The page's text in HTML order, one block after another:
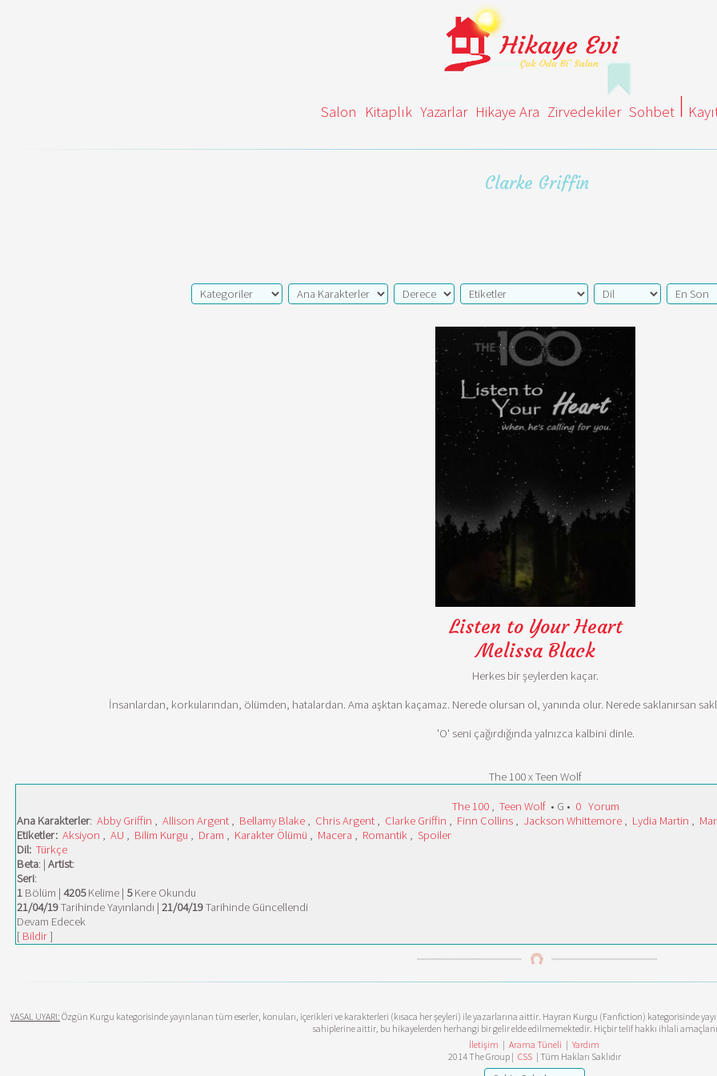
Salon Kitaplık Yazarlar Hikaye Ara Zirvedekiler Sohbet
Clarke Griffin
Listen to Your Heart
Melissa Black
Herkes bir şeylerden kaçar.
İnsanlardan, korkularından, ölümden, hatalardan. Ama aşktan kaçamaz. Nerede olursan ol, yanında olur. Nerede saklanırsan
'O' seni çağırdığında yalnızca kalbini dinle.
The 100 x Teen Wolf
The 100 , Teen Wolf • G • 0 Yorum
Ana Karakterler: Abby Griffin , Allison Argent , Bellamy Blake , Chris Argent , Clarke Griffin , Finn Collins , Jackson Whittemore , Lydia Martin ,
Etiketler: Aksiyon , AU , Bilim Kurgu , Dram , Karakter Ölümü , Macera , Romantik , Spoiler
Dil: Türkçe
Beta: | Artist:
Seri:
1 Bölüm | 4205Kelime | 5Kere Okundu
21/04/19Tarihinde Yayınlandı | 21/04/19Tarihinde Güncellendi
Devam Edecek
[ Bildir]
YASAL UYARI: Özgün Kurgu kategorisinde yayınlanan tüm eserler, konuları, içerikleri ve karakterleri (kısaca her şeyleri) ile yazarlarına aittir. Hayran Kurgu (Fanfiction) kategorisinde
sahiplerine aittir, bu hikayelerden herhangi bir gelir elde edilmemektedir. Hiçbir telif hakkı ihlali
İletişim | Arama Tüneli | Yardım
2014 The Group | CSS | Tüm Hakları Saklıdır